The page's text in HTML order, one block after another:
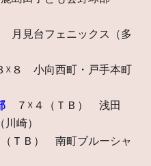
見台フェニックス（多
☓８ 小向西町・戸手本町
７☓４（ＴＢ） 浅田
崎）
ＴＢ） 南町ブルーシャ